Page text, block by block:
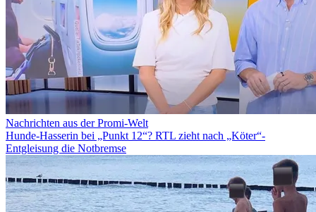
Nachrichten aus der Promi-Welt
Hunde-Hasserin bei „Punkt 12“? RTL zieht nach „Köter“-
Entgleisung die Notbremse